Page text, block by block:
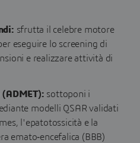
sfrutta il celebre motore
eseguire lo screening di
e realizzare attività di
sottoponi i
modelli QSAR validati
l'epatotossicità e la
emato‑encefalica (BBB)